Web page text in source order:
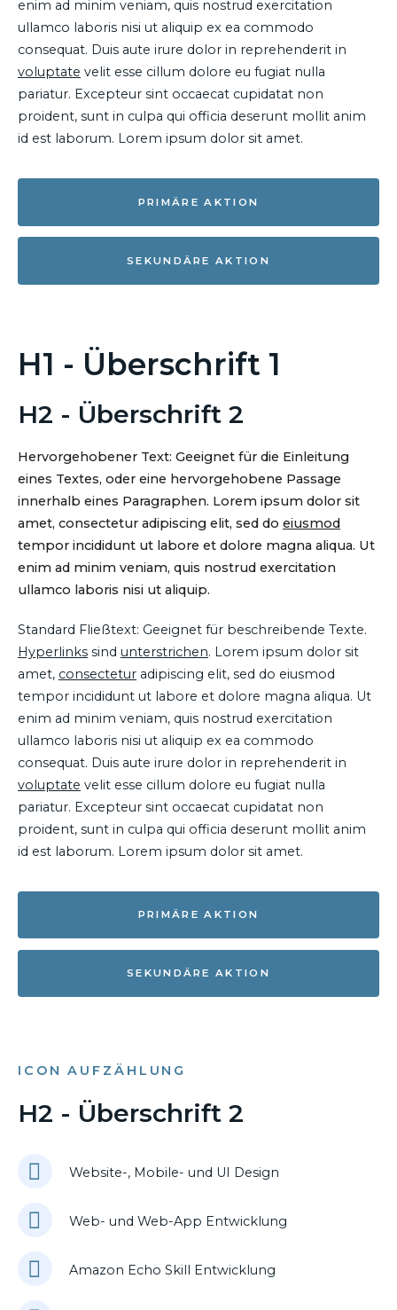
enim ad minim veniam, quis nostrud exercitation
ullamco laboris nisi ut aliquip ex ea commodo
consequat. Duis aute irure dolor in reprehenderit in
voluptate velit esse cillum dolore eu fugiat nulla
pariatur. Excepteur sint occaecat cupidatat non
proident, sunt in culpa qui officia deserunt mollit anim
id est laborum. Lorem ipsum dolor sit amet.
PRIMÄRE AKTION
SEKUNDÄRE AKTION
H1 - Überschrift 1
H2 - Überschrift 2
Hervorgehobener Text: Geeignet für die Einleitung
eines Textes, oder eine hervorgehobene Passage
innerhalb eines Paragraphen. Lorem ipsum dolor sit
amet, consectetur adipiscing elit, sed do eiusmod
tempor incididunt ut labore et dolore magna aliqua. Ut
enim ad minim veniam, quis nostrud exercitation
ullamco laboris nisi ut aliquip.
Standard Fließtext: Geeignet für beschreibende Texte.
Hyperlinks sind unterstrichen. Lorem ipsum dolor sit
amet, consectetur adipiscing elit, sed do eiusmod
tempor incididunt ut labore et dolore magna aliqua. Ut
enim ad minim veniam, quis nostrud exercitation
ullamco laboris nisi ut aliquip ex ea commodo
consequat. Duis aute irure dolor in reprehenderit in
voluptate velit esse cillum dolore eu fugiat nulla
pariatur. Excepteur sint occaecat cupidatat non
proident, sunt in culpa qui officia deserunt mollit anim
id est laborum. Lorem ipsum dolor sit amet.
PRIMÄRE AKTION
SEKUNDÄRE AKTION
ICON AUFZÄHLUNG
H2 - Überschrift 2
Website-, Mobile- und UI Design
Web- und Web-App Entwicklung
Amazon Echo Skill Entwicklung